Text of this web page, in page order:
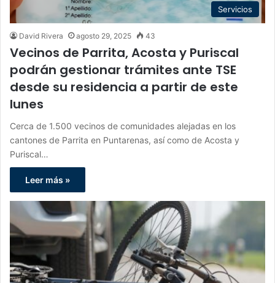
Servicios
David Rivera agosto 29, 2025 43
Vecinos de Parrita, Acosta y Puriscal
podrán gestionar trámites ante TSE
desde su residencia a partir de este
lunes
Cerca de 1.500 vecinos de comunidades alejadas en los
cantones de Parrita en Puntarenas, así como de Acosta y
Puriscal…
Leer más »